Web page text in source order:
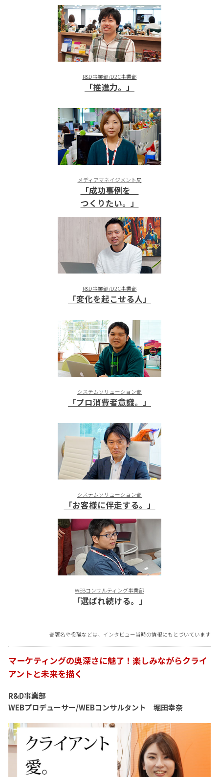
R&D事業部/D2C事業部
「推進力。」
メディアマネイジメント局
「成功事例を
つくりたい。」
R&D事業部/D2C事業部
「変化を起こせる人」
システムソリューション部
「プロ消費者意識。」
システムソリューション部
「お客様に伴走する。」
WEBコンサルティング事業部
「選ばれ続ける。」
部署名や役職などは、インタビュー当時の情報にもとづいています
マーケティングの奥深さに魅了！楽しみながらクライ
アントと未来を描く
R&D事業部
WEBプロデューサー/WEBコンサルタント 堀田幸奈